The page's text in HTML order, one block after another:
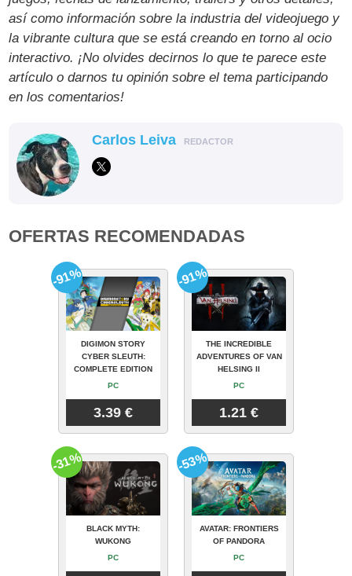
así como información sobre la industria del videojuego y
la vibrante cultura que se está creando en torno al ocio
interactivo. ¡No olvides decirnos lo que te parece este
artículo o darnos tu opinión sobre el tema participando
en los comentarios!
Carlos Leiva REDACTOR
OFERTAS RECOMENDADAS
DIGIMON STORY
CYBER SLEUTH:
COMPLETE EDITION
PC
3.39 €
-91%
THE INCREDIBLE
ADVENTURES OF VAN
HELSING II
PC
1.21 €
-91%
BLACK MYTH:
WUKONG
PC
-31%
AVATAR: FRONTIERS
OF PANDORA
PC
-53%